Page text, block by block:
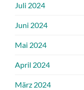
Juli 2024
Juni 2024
Mai 2024
April 2024
März 2024